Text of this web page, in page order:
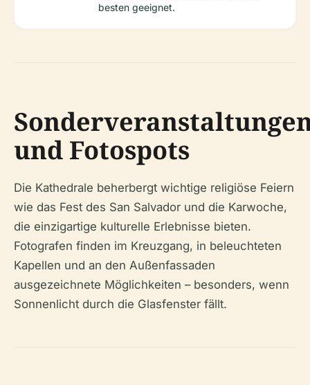
besten geeignet.
und Fotospots
Die Kathedrale beherbergt wichtige religiöse Feiern
wie das Fest des San Salvador und die Karwoche,
die einzigartige kulturelle Erlebnisse bieten.
Fotografen finden im Kreuzgang, in beleuchteten
Kapellen und an den Außenfassaden
ausgezeichnete Möglichkeiten – besonders, wenn
Sonnenlicht durch die Glasfenster fällt.